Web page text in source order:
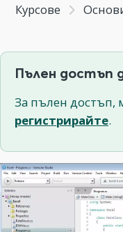
Курсове
Пълен достъп
За пълен достъп,
регистрирайте.